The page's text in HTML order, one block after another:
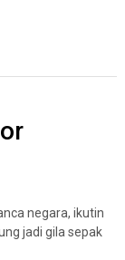
negara, ikutin
jadi gila sepak